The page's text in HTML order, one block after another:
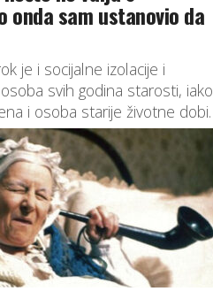
onda sam ustanovio da
je i socijalne izolacije i
svih godina starosti, iako
i osoba starije životne dobi.